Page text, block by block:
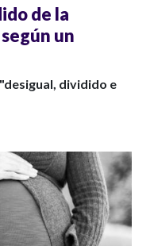
de la
un
dividido e